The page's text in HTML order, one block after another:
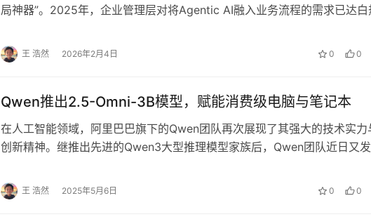
局神器”。2025年，企业管理层对将Agentic AI融入业务流程的需求已达白
王 浩然 2026年2月4日 0 0
Qwen推出2.5-Omni-3B模型，赋能消费级电脑与笔记本
在人工智能领域，阿里巴巴旗下的Qwen团队再次展现了其强大的技术实力
创新精神。继推出先进的Qwen3大型推理模型家族后，Qwen团队近日又发
王 浩然 2025年5月6日 0 0